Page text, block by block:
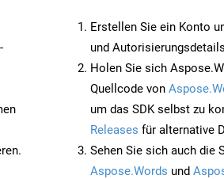
Erstellen Sie ein Konto
und
Holen Sie sich
Quellcode von
um das SDK selbst zu
Releases für alternative
Sehen Sie sich auch die
Aspose.Words und